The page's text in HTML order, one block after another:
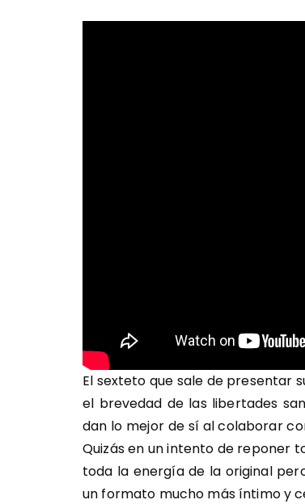
El sexteto que sale de presentar
el brevedad de las libertades
dan lo mejor de sí al colaborar
Quizás en un intento de reponer
toda la energía de la original
un formato mucho más íntimo y